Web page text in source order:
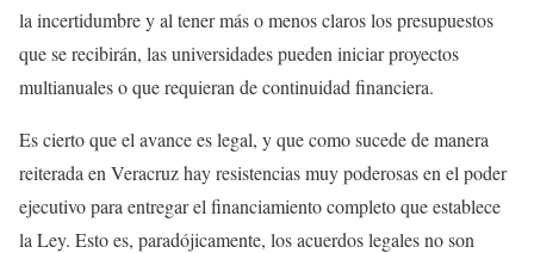
la incertidumbre y al tener más o menos claros los presupuestos
que se recibirán, las universidades pueden iniciar proyectos
multianuales o que requieran de continuidad financiera.
Es cierto que el avance es legal, y que como sucede de manera
reiterada en Veracruz hay resistencias muy poderosas en el poder
ejecutivo para entregar el financiamiento completo que establece
la Ley. Esto es, paradójicamente, los acuerdos legales no son